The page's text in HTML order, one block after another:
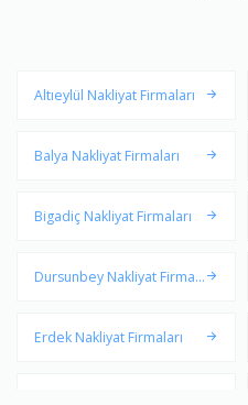
Altıeylül Nakliyat Firmaları
Balya Nakliyat Firmaları
Bigadiç Nakliyat Firmaları
Dursunbey Nakliyat Firmal
Erdek Nakliyat Firmaları